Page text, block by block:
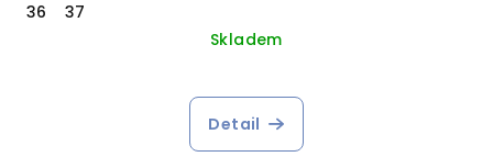
36
37
Skladem
Detail